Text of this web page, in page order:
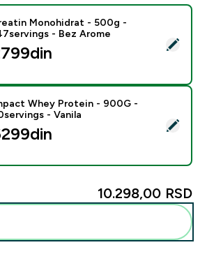
- Kreatin Monohidrat - 500g -
Monohidrat - 500g -
- Bez Arome
- Impact Whey Protein - 900G -
Whey Protein - 900G -
- Vanila
10.298,00 RSD‎